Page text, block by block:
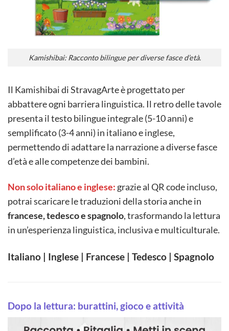
Kamishibai: Racconto bilingue per diverse fasce d’età.
Il Kamishibai di StravagArte è progettato per
abbattere ogni barriera linguistica. Il retro delle tavole
presenta il testo bilingue integrale (5-10 anni) e
semplificato (3-4 anni) in italiano e inglese,
permettendo di adattare la narrazione a diverse fasce
d’età e alle competenze dei bambini.
Non solo italiano e inglese:grazie al QR code incluso,
potrai scaricare le traduzioni della storia anche in
francese, tedesco e spagnolo, trasformando la lettura
in un’esperienza linguistica, inclusiva e multiculturale.
Italiano | Inglese | Francese | Tedesco | Spagnolo
Dopo la lettura: burattini, gioco e attività